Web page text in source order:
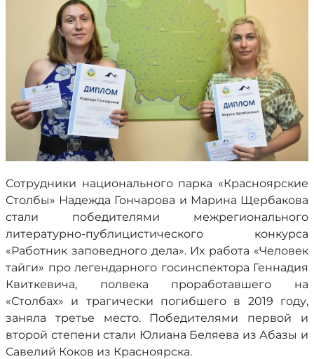
Сотрудники национального парка «Красноярские
Столбы» Надежда Гончарова и Марина Щербакова
стали победителями межрегионального
литературно-публицистического конкурса
«Работник заповедного дела». Их работа «Человек
тайги» про легендарного госинспектора Геннадия
Квиткевича, полвека проработавшего на
«Столбах» и трагически погибшего в 2019 году,
заняла третье место. Победителями первой и
второй степени стали Юлиана Беляева из Абазы и
Савелий Коков из Красноярска.